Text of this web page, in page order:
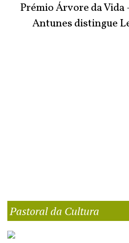
Prémio Árvore da Vida
Antunes distingue
Pastoral da Cultura